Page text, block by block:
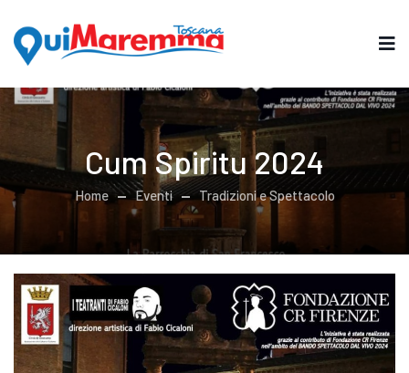
Cum Spiritu 2024
Home Eventi Tradizioni e Spettacolo